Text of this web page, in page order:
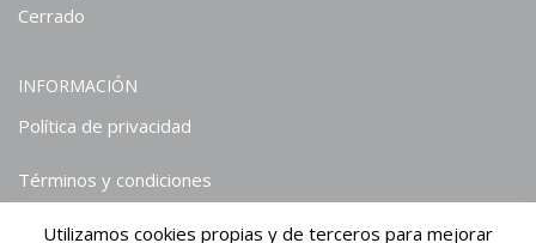
Cerrado
INFORMACIÓN
Política de privacidad
Términos y condiciones
Hablan de nosotros
Utilizamos cookies propias y de terceros para mejorar